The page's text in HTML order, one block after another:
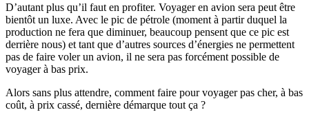
D’autant plus qu’il faut en profiter. Voyager en avion sera peut être
bientôt un luxe. Avec le pic de pétrole (moment à partir duquel la
production ne fera que diminuer, beaucoup pensent que ce pic est
derrière nous) et tant que d’autres sources d’énergies ne permettent
pas de faire voler un avion, il ne sera pas forcément possible de
voyager à bas prix.
Alors sans plus attendre, comment faire pour voyager pas cher, à bas
coût, à prix cassé, dernière démarque tout ça ?